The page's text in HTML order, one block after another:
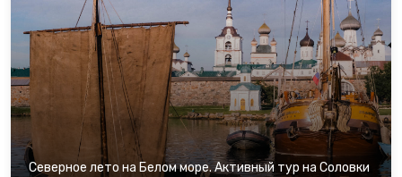
Северное лето на Белом море. Активный тур на Соловки